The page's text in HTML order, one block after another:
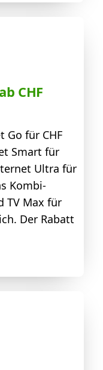
CHF
Go für CHF
Smart für
Ultra für
Kombi-
TV Max für
Der Rabatt